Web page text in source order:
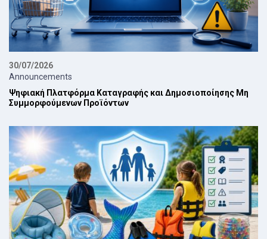
30/07/2026
Announcements
Ψηφιακή Πλατφόρμα Καταγραφής και Δημοσιοποίησης Μη
Συμμορφούμενων Προϊόντων